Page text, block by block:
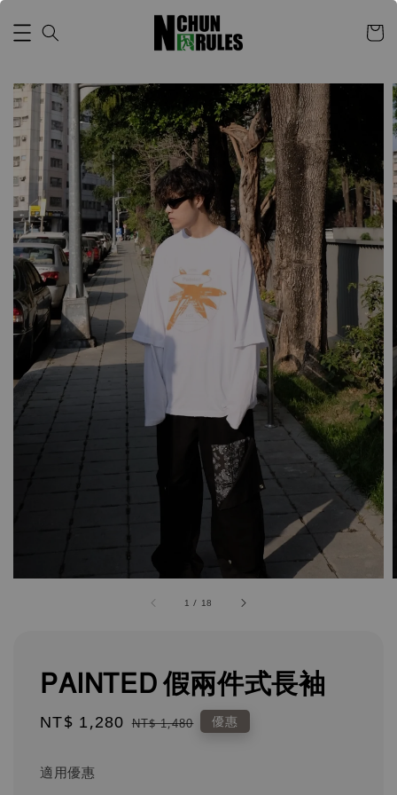
1 / 18
PAINTED 假兩件式長袖
Sale
NT$ 1,280 Regular
NT$ 1,480 優惠
適用優惠